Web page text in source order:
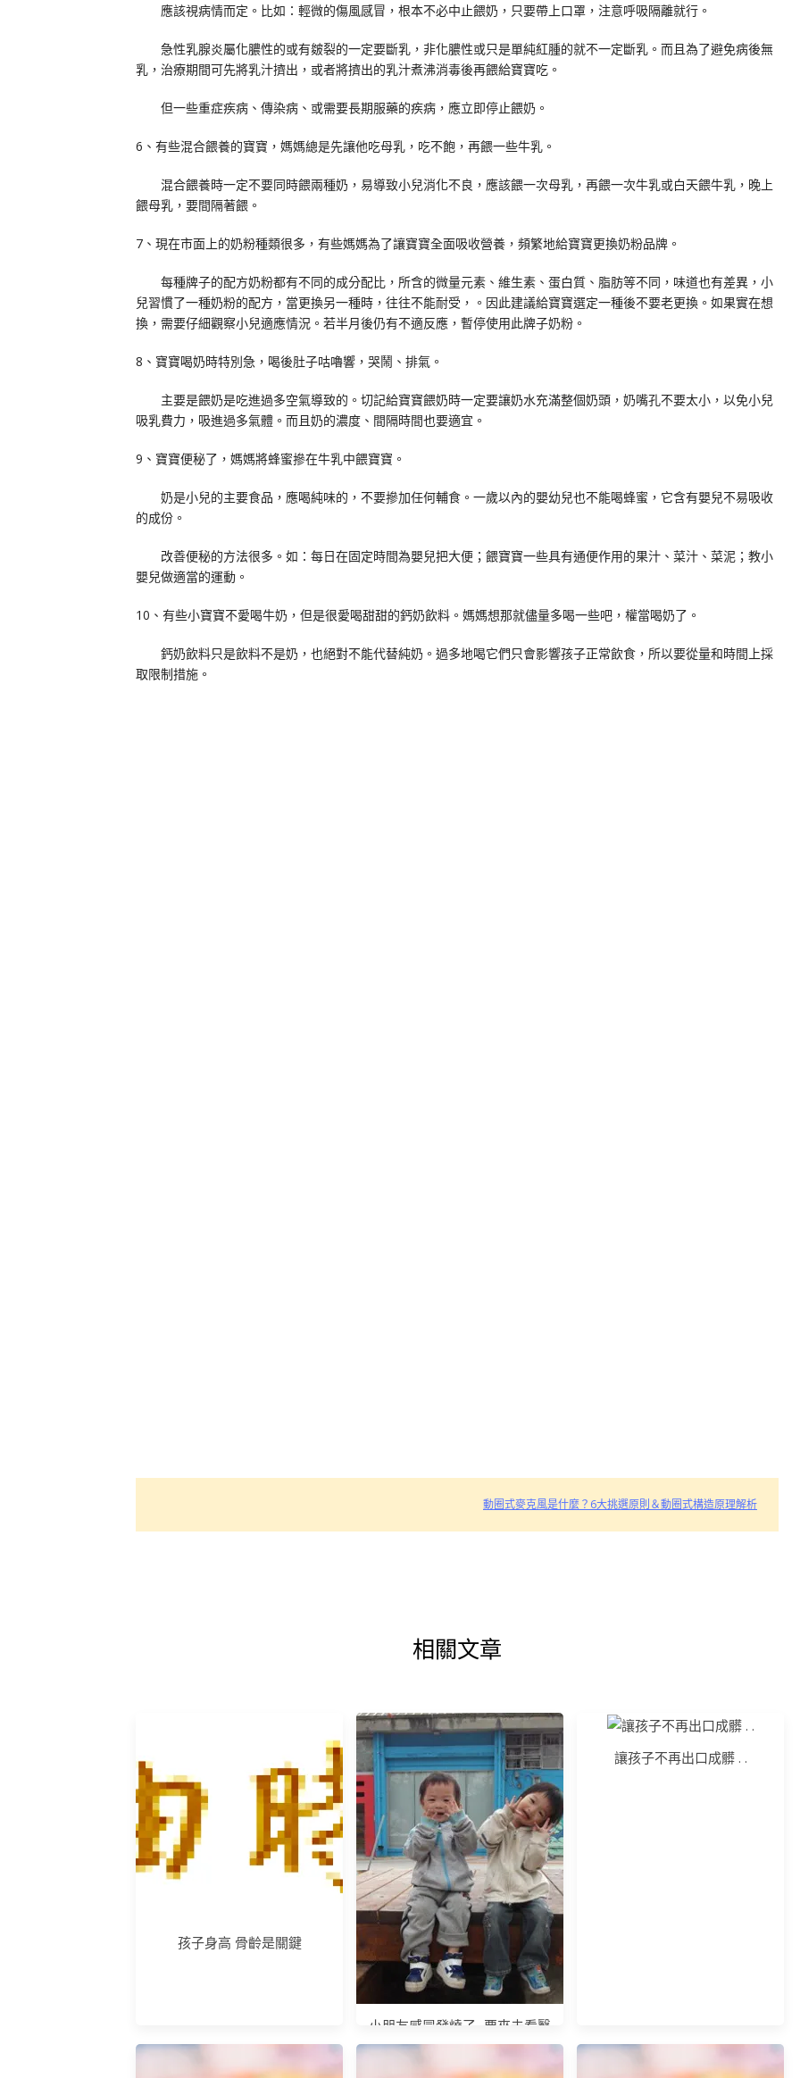
應該視病情而定。比如：輕微的傷風感冒，根本不必中止餵奶，只要帶上口罩，注意呼吸隔離就行。
急性乳腺炎屬化膿性的或有皴裂的一定要斷乳，非化膿性或只是單純紅腫的就不一定斷乳。而且為了避免病後無
乳，治療期間可先將乳汁擠出，或者將擠出的乳汁煮沸消毒後再餵給寶寶吃。
但一些重症疾病、傳染病、或需要長期服藥的疾病，應立即停止餵奶。
6、有些混合餵養的寶寶，媽媽總是先讓他吃母乳，吃不飽，再餵一些牛乳。
混合餵養時一定不要同時餵兩種奶，易導致小兒消化不良，應該餵一次母乳，再餵一次牛乳或白天餵牛乳，晚上
餵母乳，要間隔著餵。
7、現在市面上的奶粉種類很多，有些媽媽為了讓寶寶全面吸收營養，頻繁地給寶寶更換奶粉品牌。
每種牌子的配方奶粉都有不同的成分配比，所含的微量元素、維生素、蛋白質、脂肪等不同，味道也有差異，小
兒習慣了一種奶粉的配方，當更換另一種時，往往不能耐受，。因此建議給寶寶選定一種後不要老更換。如果實在想
換，需要仔細觀察小兒適應情況。若半月後仍有不適反應，暫停使用此牌子奶粉。
8、寶寶喝奶時特別急，喝後肚子咕嚕響，哭鬧、排氣。
主要是餵奶是吃進過多空氣導致的。切記給寶寶餵奶時一定要讓奶水充滿整個奶頭，奶嘴孔不要太小，以免小兒
吸乳費力，吸進過多氣體。而且奶的濃度、間隔時間也要適宜。
9、寶寶便秘了，媽媽將蜂蜜摻在牛乳中餵寶寶。
奶是小兒的主要食品，應喝純味的，不要摻加任何輔食。一歲以內的嬰幼兒也不能喝蜂蜜，它含有嬰兒不易吸收
的成份。
改善便秘的方法很多。如：每日在固定時間為嬰兒把大便；餵寶寶一些具有通便作用的果汁、菜汁、菜泥；教小
嬰兒做適當的運動。
10、有些小寶寶不愛喝牛奶，但是很愛喝甜甜的鈣奶飲料。媽媽想那就儘量多喝一些吧，權當喝奶了。
鈣奶飲料只是飲料不是奶，也絕對不能代替純奶。過多地喝它們只會影響孩子正常飲食，所以要從量和時間上採
取限制措施。
動圈式麥克風是什麼？6大挑選原則＆動圈式構造原理解析
相關文章
孩子身高 骨齡是關鍵
小朋友感冒發燒了~要來去看醫
生
讓孩子不再出口成髒 . .